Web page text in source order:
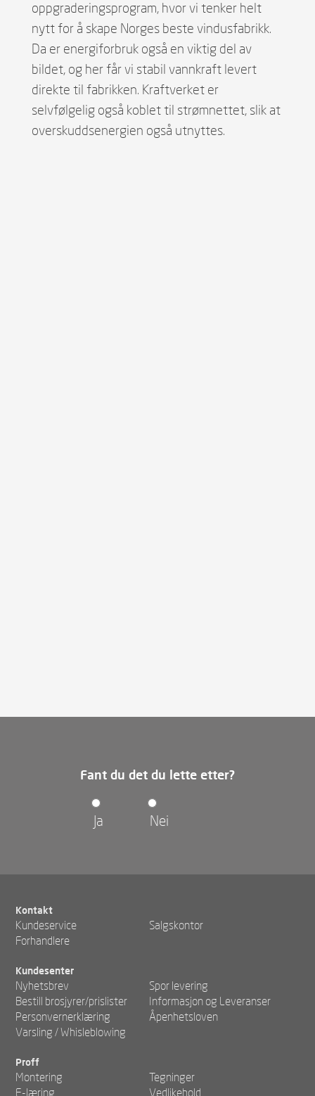
oppgraderingsprogram, hvor vi tenker helt
nytt for å skape Norges beste vindusfabrikk.
Da er energiforbruk også en viktig del av
bildet, og her får vi stabil vannkraft levert
direkte til fabrikken. Kraftverket er
selvfølgelig også koblet til strømnettet, slik at
overskuddsenergien også utnyttes.
Fant du det du lette etter?
Ja Nei
Kontakt
Kundeservice
Salgskontor
Forhandlere
Kundesenter
Nyhetsbrev
Spor levering
Bestill brosjyrer/prislister
Informasjon og Leveranser
Personvernerklæring
Åpenhetsloven
Varsling / Whisleblowing
Proff
Montering
Tegninger
E-læring
Vedlikehold